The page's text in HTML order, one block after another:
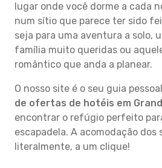
lugar onde você dorme a cada
num sítio que parece ter sido
seja para uma aventura a solo,
família muito queridas ou
romântico que anda a planear.
O nosso site é o seu guia
de ofertas de hotéis em
encontrar o refúgio perfeito
escapadela. A acomodação dos
literalmente, a um clique!